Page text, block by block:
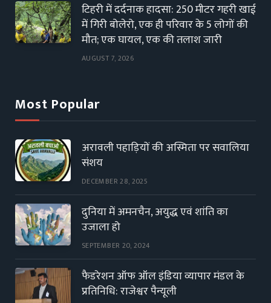
टिहरी में दर्दनाक हादसा: 250 मीटर गहरी खाई
में गिरी बोलेरो, एक ही परिवार के 5 लोगों की
मौत; एक घायल, एक की तलाश जारी
AUGUST 7, 2026
Most Popular
अरावली पहाड़ियों की अस्मिता पर सवालिया
संशय
DECEMBER 28, 2025
दुनिया में अमनचैन, अयुद्ध एवं शांति का
उजाला हो
SEPTEMBER 20, 2024
फैडरेशन ऑफ ऑल इंडिया व्यापार मंडल के
प्रतिनिधि: राजेश्वर पैन्यूली